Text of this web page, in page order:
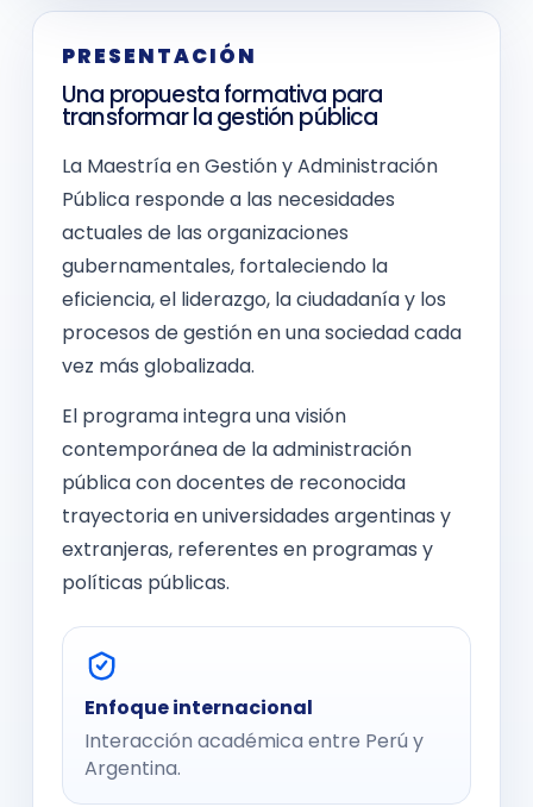
PRESENTACIÓN
Una propuesta formativa para
transformar la gestión pública
La Maestría en Gestión y Administración
Pública responde a las necesidades
actuales de las organizaciones
gubernamentales, fortaleciendo la
eficiencia, el liderazgo, la ciudadanía y los
procesos de gestión en una sociedad cada
vez más globalizada.
El programa integra una visión
contemporánea de la administración
pública con docentes de reconocida
trayectoria en universidades argentinas y
extranjeras, referentes en programas y
políticas públicas.
Enfoque internacional
Interacción académica entre Perú y
Argentina.